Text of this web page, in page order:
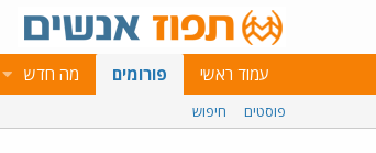
עמוד ראשי פורומים מה חדש
פוסטים חיפוש